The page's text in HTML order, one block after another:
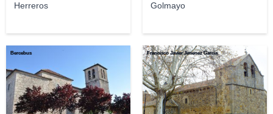
Herreros Golmayo
Bercebus Francisco Javier Jimenez Garcia